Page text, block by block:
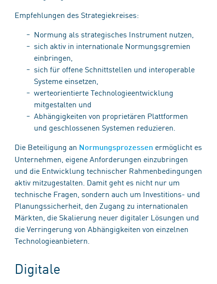
Empfehlungen des Strategiekreises:
Normung als strategisches Instrument nutzen,
sich aktiv in internationale Normungsgremien
einbringen,
sich für offene Schnittstellen und interoperable
Systeme einsetzen,
werteorientierte Technologieentwicklung
mitgestalten und
Abhängigkeiten von proprietären Plattformen
und geschlossenen Systemen reduzieren.
Die Beteiligung an Normungsprozessen ermöglicht es
Unternehmen, eigene Anforderungen einzubringen
und die Entwicklung technischer Rahmenbedingungen
aktiv mitzugestalten. Damit geht es nicht nur um
technische Fragen, sondern auch um Investitions- und
Planungssicherheit, den Zugang zu internationalen
Märkten, die Skalierung neuer digitaler Lösungen und
die Verringerung von Abhängigkeiten von einzelnen
Technologieanbietern.
Digitale